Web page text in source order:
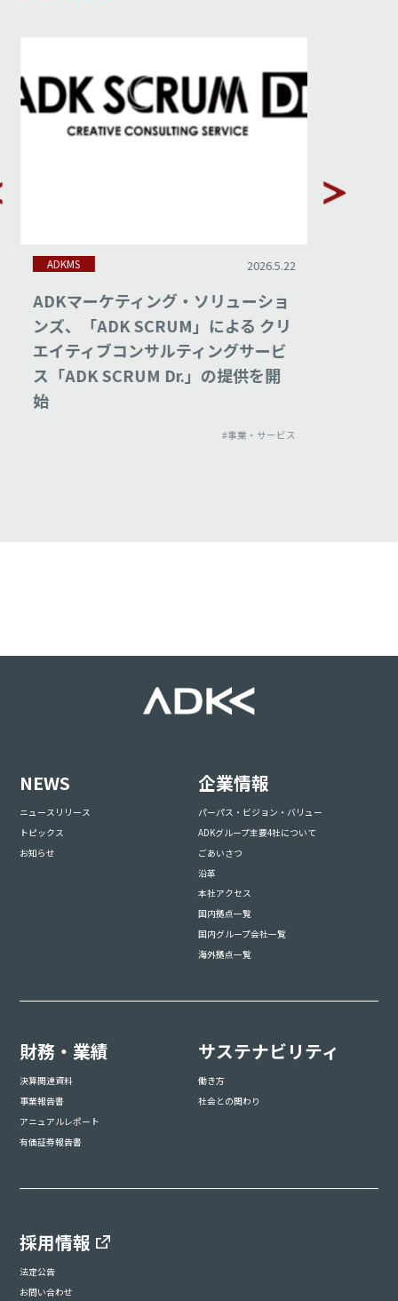
ADKMS 2026.5.22
ADKマーケティング・ソリューショ
ンズ、「ADK SCRUM」による クリ
エイティブコンサルティングサービ
ス「ADK SCRUM Dr.」の提供を開
始
#事業・サービス
NEWS
ニュースリリース
トピックス
お知らせ
企業情報
パーパス・ビジョン・バリュー
ADKグループ主要4社について
ごあいさつ
沿革
本社アクセス
国内拠点一覧
国内グループ会社一覧
海外拠点一覧
財務・業績
決算関連資料
事業報告書
アニュアルレポート
有価証券報告書
サステナビリティ
働き方
社会との関わり
採用情報
法定公告
お問い合わせ